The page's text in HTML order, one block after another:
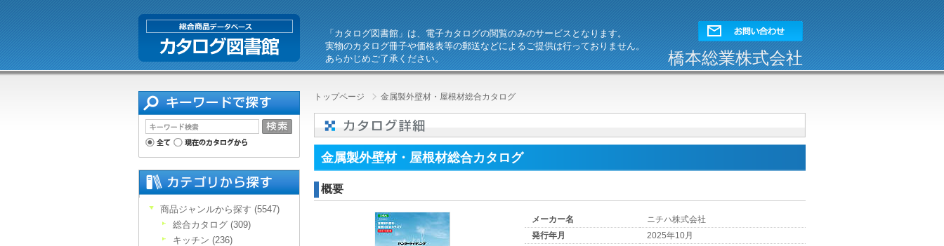
「カタログ図書館」は、電子カタログの閲覧のみのサービスとなります。
実物のカタログ冊子や価格表等の郵送などによるご提供は行っておりません。
あらかじめご了承ください。
橋本総業株式会社
トップページ 金属製外壁材・屋根材総合カタログ
金属製外壁材・屋根材総合カタログ
概要
メーカー名
ニチハ株式会社
発行年月
2025年10月
商品ジャンルから探す (5547)
総合カタログ (309)
キッチン (236)